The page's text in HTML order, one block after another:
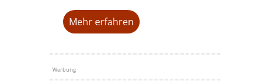
Mehr erfahren
Werbung